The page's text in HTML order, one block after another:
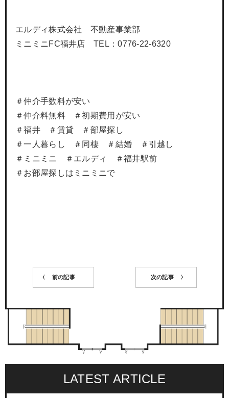
エルディ株式会社 不動産事業部
ミニミニFC福井店 TEL：0776-22-6320
＃仲介手数料が安い
＃仲介料無料 ＃初期費用が安い
＃福井 ＃賃貸 ＃部屋探し
＃一人暮らし ＃同棲 ＃結婚 ＃引越し
＃ミニミニ ＃エルディ ＃福井駅前
＃お部屋探しはミニミニで
前の記事 次の記事
LATEST ARTICLE